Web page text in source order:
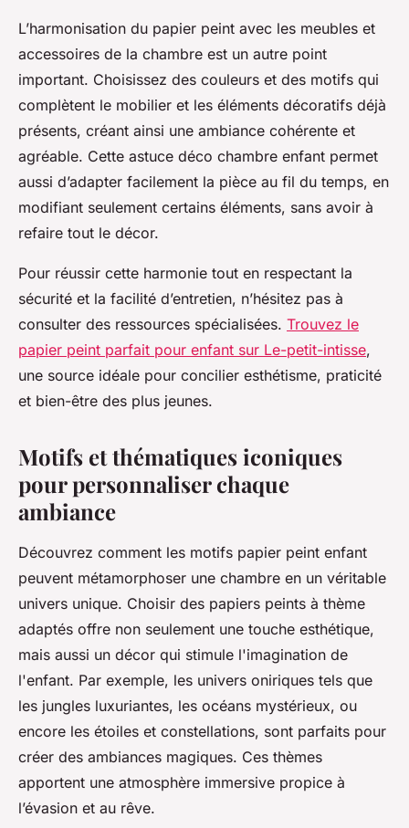
L’harmonisation du papier peint avec les meubles et
accessoires de la chambre est un autre point
important. Choisissez des couleurs et des motifs qui
complètent le mobilier et les éléments décoratifs déjà
présents, créant ainsi une ambiance cohérente et
agréable. Cette astuce déco chambre enfant permet
aussi d’adapter facilement la pièce au fil du temps, en
modifiant seulement certains éléments, sans avoir à
refaire tout le décor.
Pour réussir cette harmonie tout en respectant la
sécurité et la facilité d’entretien, n’hésitez pas à
consulter des ressources spécialisées. Trouvez le
papier peint parfait pour enfant sur Le-petit-intisse,
une source idéale pour concilier esthétisme, praticité
et bien-être des plus jeunes.
Motifs et thématiques iconiques
pour personnaliser chaque
ambiance
Découvrez comment les motifs papier peint enfant
peuvent métamorphoser une chambre en un véritable
univers unique. Choisir des papiers peints à thème
adaptés offre non seulement une touche esthétique,
mais aussi un décor qui stimule l'imagination de
l'enfant. Par exemple, les univers oniriques tels que
les jungles luxuriantes, les océans mystérieux, ou
encore les étoiles et constellations, sont parfaits pour
créer des ambiances magiques. Ces thèmes
apportent une atmosphère immersive propice à
l’évasion et au rêve.